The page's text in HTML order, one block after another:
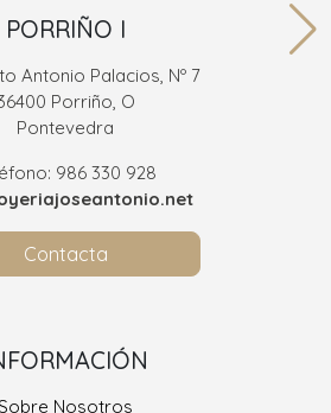
PORRIÑO I
Antonio Palacios, Nº 7
Porriño, O
Pontevedra
986 330 928
Contacta
Sobre Nosotros